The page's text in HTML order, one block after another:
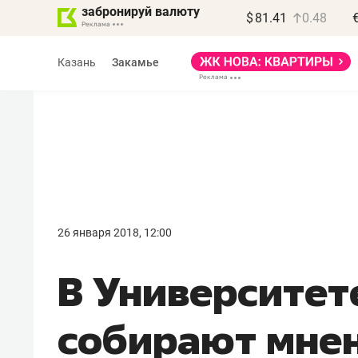
забронируй валюту $ 81.41 0.48
Казань Закамье
26 января 2018, 12:00
В
собирают